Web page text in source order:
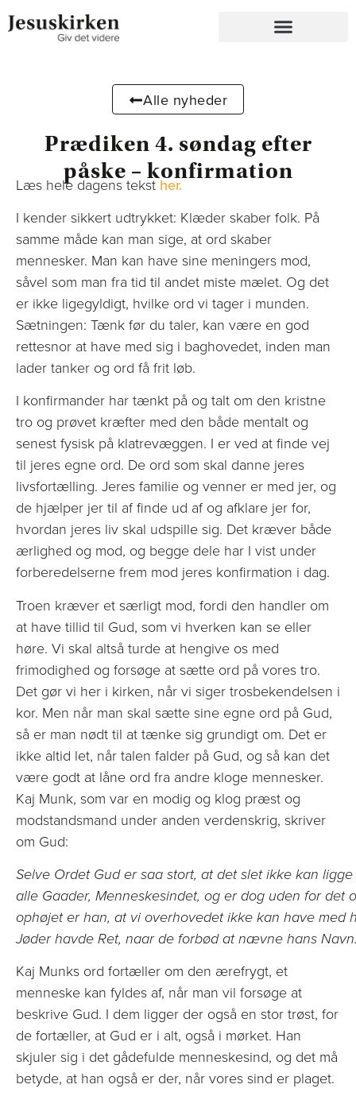
Alle nyheder
Prædiken 4. søndag efter
påske – konfirmation
Læs hele dagens teksther.
I kender sikkert udtrykket: Klæder skaber folk. På
samme måde kan man sige, at ord skaber
mennesker. Man kan have sine meningers mod,
såvel som man fra tid til andet miste mælet. Og det
er ikke ligegyldigt, hvilke ord vi tager i munden.
Sætningen: Tænk før du taler, kan være en god
rettesnor at have med sig i baghovedet, inden man
lader tanker og ord få frit løb.
I konfirmander har tænkt på og talt om den kristne
tro og prøvet kræfter med den både mentalt og
senest fysisk på klatrevæggen. I er ved at finde vej
til jeres egne ord. De ord som skal danne jeres
livsfortælling. Jeres familie og venner er med jer, og
de hjælper jer til af finde ud af og afklare jer for,
hvordan jeres liv skal udspille sig. Det kræver både
ærlighed og mod, og begge dele har I vist under
forberedelserne frem mod jeres konfirmation i dag.
Troen kræver et særligt mod, fordi den handler om
at have tillid til Gud, som vi hverken kan se eller
høre. Vi skal altså turde at hengive os med
frimodighed og forsøge at sætte ord på vores tro.
Det gør vi her i kirken, når vi siger trosbekendelsen i
kor. Men når man skal sætte sine egne ord på Gud,
så er man nødt til at tænke sig grundigt om. Det er
ikke altid let, når talen falder på Gud, og så kan det
være godt at låne ord fra andre kloge mennesker.
Kaj Munk, som var en modig og klog præst og
modstandsmand under anden verdenskrig, skriver
om Gud:
Selve Ordet Gud er saa stort, at det slet ikke kan
alle Gaader, Menneskesindet, og er dog uden for
ophøjet er han, at vi overhovedet ikke kan have
Jøder havde Ret, naar de forbød at nævne hans
Kaj Munks ord fortæller om den ærefrygt, et
menneske kan fyldes af, når man vil forsøge at
beskrive Gud. I dem ligger der også en stor trøst, for
de fortæller, at Gud er i alt, også i mørket. Han
skjuler sig i det gådefulde menneskesind, og det må
betyde, at han også er der, når vores sind er plaget.